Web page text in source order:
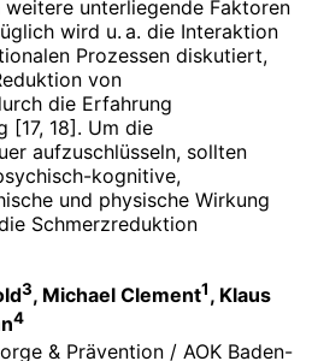
unterliegende Faktoren
wird u. a. die Interaktion
Prozessen diskutiert,
von
die Erfahrung
[17, 18]. Um die
aufzuschlüsseln, sollten
kognitive,
und physische Wirkung
Schmerzreduktion
3, Michael Clement1, Klaus
4
& Prävention / AOK Baden-